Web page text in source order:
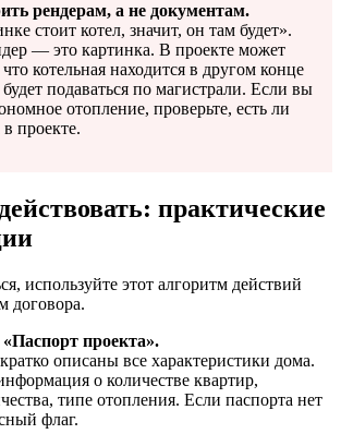
рендерам, а не документам.
стоит котел, значит, он там будет».
— это картинка. В проекте может
котельная находится в другом конце
подаваться по магистрали. Если вы
отопление, проверьте, есть ли
проекте.
практические
используйте этот алгоритм действий
договора.
проекта».
описаны все характеристики дома.
о количестве квартир,
типе отопления. Если паспорта нет
флаг.